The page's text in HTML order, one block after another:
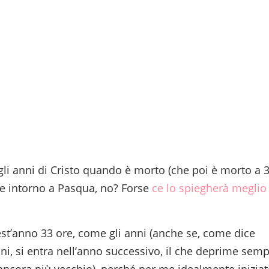
anni di Cristo quando è morto (che poi è morto a
intorno a Pasqua, no? Forse ce lo spiegherà meglio
33 ore, come gli anni (anche se, come dice
si entra nell’anno successivo, il che deprime